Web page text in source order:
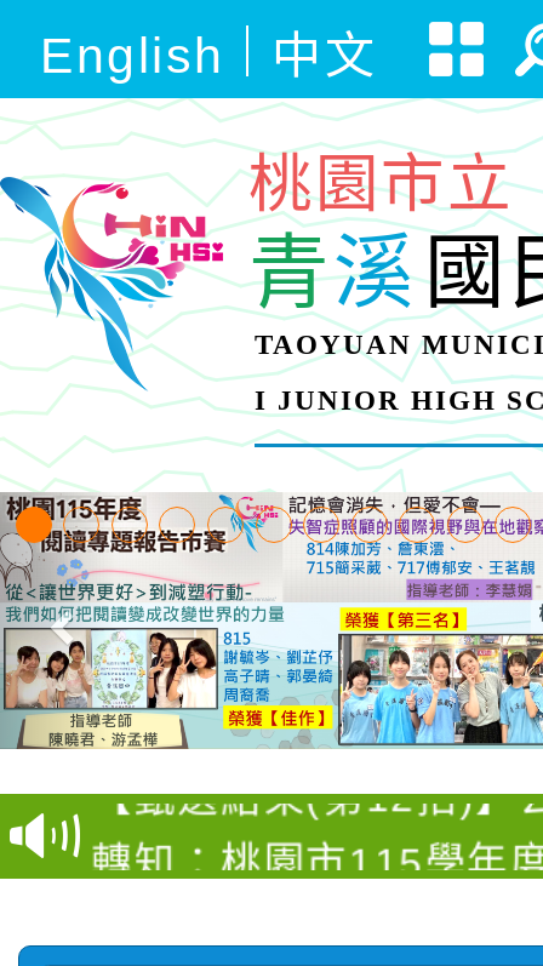
English 中文
桃園市立
青溪國
TAOYUAN
I JUNIOR HIGH
【甄選結果(第4招)】
學年度第1學期第9次代
結果(第4招)
【甄選結果(第12招)】
學年度第1學期第7次代
轉知：桃園市115學年